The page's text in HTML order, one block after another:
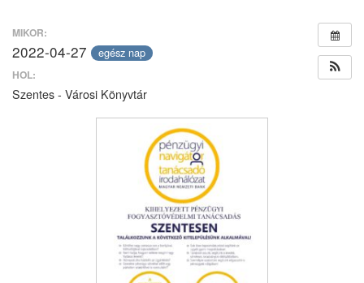
MIKOR:
2022-04-27 egész nap
HOL:
Szentes - Városi Könyvtár